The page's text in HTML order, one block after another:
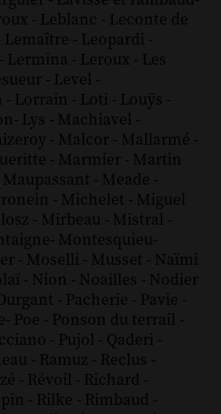
- Leblanc - Leconte de
Lemaître - Leopardi -
- Lermina - Leroux - Les
- Level -
- Lorrain - Loti - Louÿs -
- Lys - Machiavel -
- Malcor - Mallarmé -
- Marmier - Martin
Maupassant - Meade -
- Michelet - Miguel
- Mirbeau - Mistral -
- Montesquieu-
- Moselli - Musset - Naïmi
- Nion - Noailles - Nodier
- Pacherie - Pavie -
- Poe - Ponson du terrail -
- Pujol - Qaderi -
- Ramuz - Reclus -
- Révoil - Richard -
- Rilke - Rimbaud -